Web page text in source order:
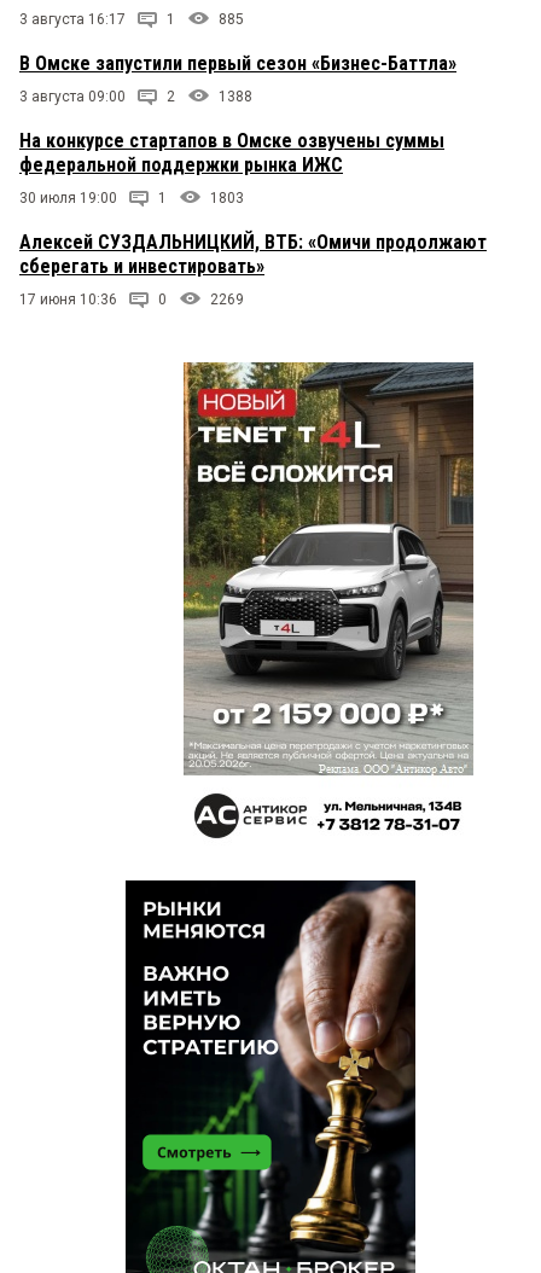
3 августа 16:17 1 885
В Омске запустили первый сезон «Бизнес-Баттла»
3 августа 09:00 2 1388
На конкурсе стартапов в Омске озвучены суммы
федеральной поддержки рынка ИЖС
30 июля 19:00 1 1803
Алексей СУЗДАЛЬНИЦКИЙ, ВТБ: «Омичи продолжают
сберегать и инвестировать»
17 июня 10:36 0 2269